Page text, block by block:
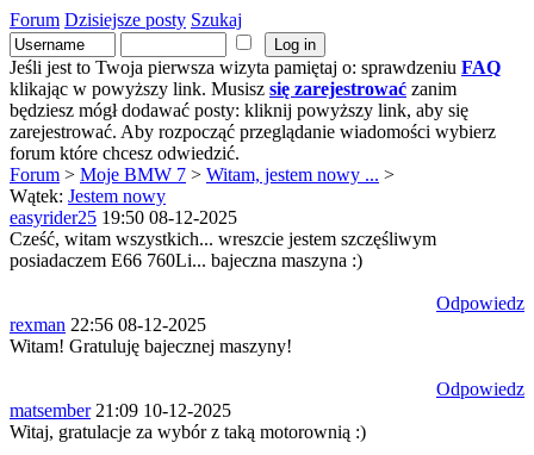
Forum Dzisiejsze posty Szukaj
Jeśli jest to Twoja pierwsza wizyta pamiętaj o: sprawdzeniu FAQ
klikając w powyższy link. Musisz się zarejestrować zanim
będziesz mógł dodawać posty: kliknij powyższy link, aby się
zarejestrować. Aby rozpocząć przeglądanie wiadomości wybierz
forum które chcesz odwiedzić.
Forum > Moje BMW 7 > Witam, jestem nowy ... >
Wątek: Jestem nowy
easyrider25 19:50 08-12-2025
Cześć, witam wszystkich... wreszcie jestem szczęśliwym
posiadaczem E66 760Li... bajeczna maszyna :)
Odpowiedz
rexman 22:56 08-12-2025
Witam! Gratuluję bajecznej maszyny!
Odpowiedz
matsember21:09 10-12-2025
Witaj, gratulacje za wybór z taką motorownią :)